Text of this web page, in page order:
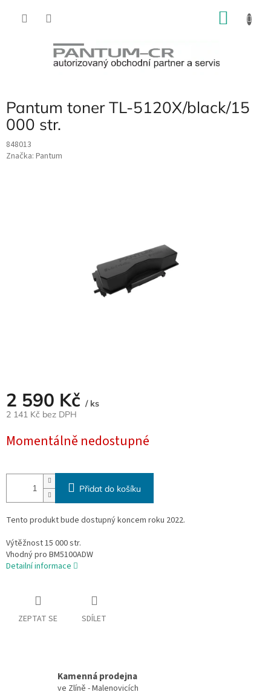
Pantum toner TL-5120X/black/15
000 str.
848013
Značka: Pantum
2 590 Kč / ks
2 141 Kč bez DPH
cena:
Momentálně nedostupné
Přidat do košíku
Tento produkt bude dostupný koncem roku 2022.
Výtěžnost 15 000 str.
Vhodný pro BM5100ADW
Detailní informace
ZEPTAT SE SDÍLET
Kamenná prodejna
ve Zlíně - Malenovicích